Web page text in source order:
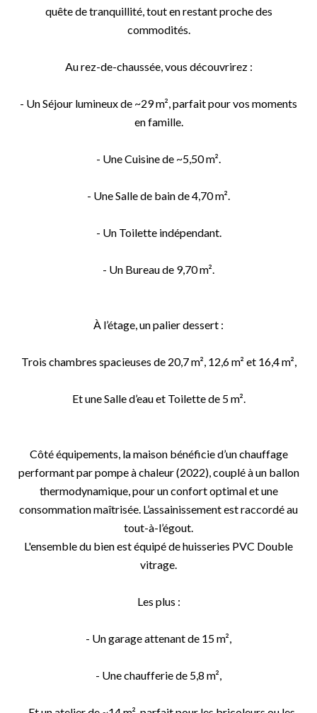
quête de tranquillité, tout en restant proche des
commodités.
Au rez-de-chaussée, vous découvrirez :
- Un Séjour lumineux de ~29 m², parfait pour vos moments
en famille.
- Une Cuisine de ~5,50 m².
- Une Salle de bain de 4,70 m².
- Un Toilette indépendant.
- Un Bureau de 9,70 m².
À l’étage, un palier dessert :
Trois chambres spacieuses de 20,7 m², 12,6 m² et 16,4 m²,
Et une Salle d’eau et Toilette de 5 m².
Côté équipements, la maison bénéficie d’un chauffage
performant par pompe à chaleur (2022), couplé à un ballon
thermodynamique, pour un confort optimal et une
consommation maîtrisée. L’assainissement est raccordé au
tout-à-l’égout.
L'ensemble du bien est équipé de huisseries PVC Double
vitrage.
Les plus :
- Un garage attenant de 15 m²,
- Une chaufferie de 5,8 m²,